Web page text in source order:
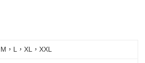
M，L，XL，XXL